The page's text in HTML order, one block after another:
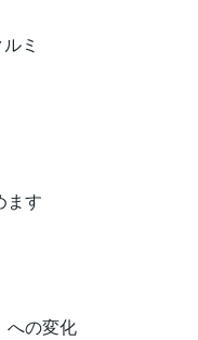
ミ
ます
への変化